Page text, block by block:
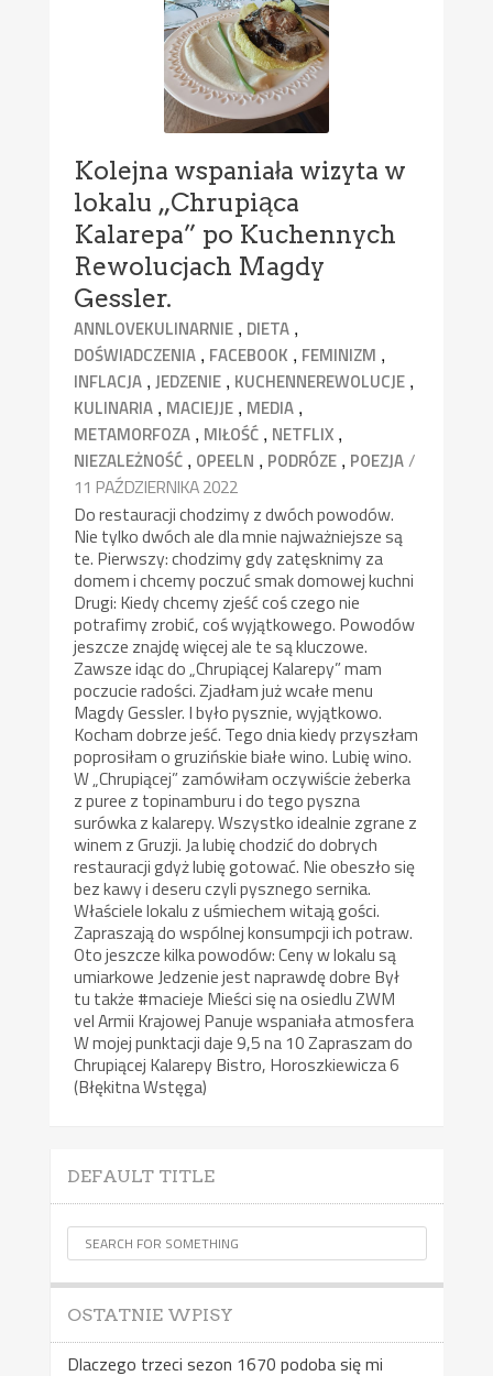
Kolejna wspaniała wizyta w
lokalu „Chrupiąca
Kalarepa” po Kuchennych
Rewolucjach Magdy
Gessler.
ANNLOVEKULINARNIE , DIETA ,
DOŚWIADCZENIA , FACEBOOK , FEMINIZM ,
INFLACJA ,JEDZENIE , KUCHENNEREWOLUCJE ,
KULINARIA , MACIEJJE , MEDIA ,
METAMORFOZA , MIŁOŚĆ , NETFLIX ,
NIEZALEŻNOŚĆ , OPEELN , PODRÓZE , POEZJA/
11 PAŹDZIERNIKA 2022
Do restauracji chodzimy z dwóch powodów.
Nie tylko dwóch ale dla mnie najważniejsze są
te. Pierwszy: chodzimy gdy zatęsknimy za
domem i chcemy poczuć smak domowej kuchni
Drugi: Kiedy chcemy zjeść coś czego nie
potrafimy zrobić, coś wyjątkowego. Powodów
jeszcze znajdę więcej ale te są kluczowe.
Zawsze idąc do „Chrupiącej Kalarepy” mam
poczucie radości. Zjadłam już wcałe menu
Magdy Gessler. I było pysznie, wyjątkowo.
Kocham dobrze jeść. Tego dnia kiedy przyszłam
poprosiłam o gruzińskie białe wino. Lubię wino.
W „Chrupiącej” zamówiłam oczywiście żeberka
z puree z topinamburu i do tego pyszna
surówka z kalarepy. Wszystko idealnie zgrane z
winem z Gruzji. Ja lubię chodzić do dobrych
restauracji gdyż lubię gotować. Nie obeszło się
bez kawy i deseru czyli pysznego sernika.
Właściele lokalu z uśmiechem witają gości.
Zapraszają do wspólnej konsumpcji ich potraw.
Oto jeszcze kilka powodów: Ceny w lokalu są
umiarkowe Jedzenie jest naprawdę dobre Był
tu także #macieje Mieści się na osiedlu ZWM
vel Armii Krajowej Panuje wspaniała atmosfera
W mojej punktacji daje 9,5 na 10 Zapraszam do
Chrupiącej Kalarepy Bistro, Horoszkiewicza 6
(Błękitna Wstęga)
DEFAULT TITLE
OSTATNIE WPISY
Dlaczego trzeci sezon 1670 podoba się mi